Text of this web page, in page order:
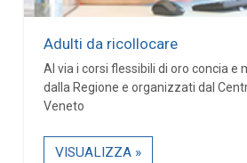
Adulti da ricollocare
Al via i corsi flessibili di oro concia e
dalla Regione e organizzati dal
Veneto
VISUALIZZA »